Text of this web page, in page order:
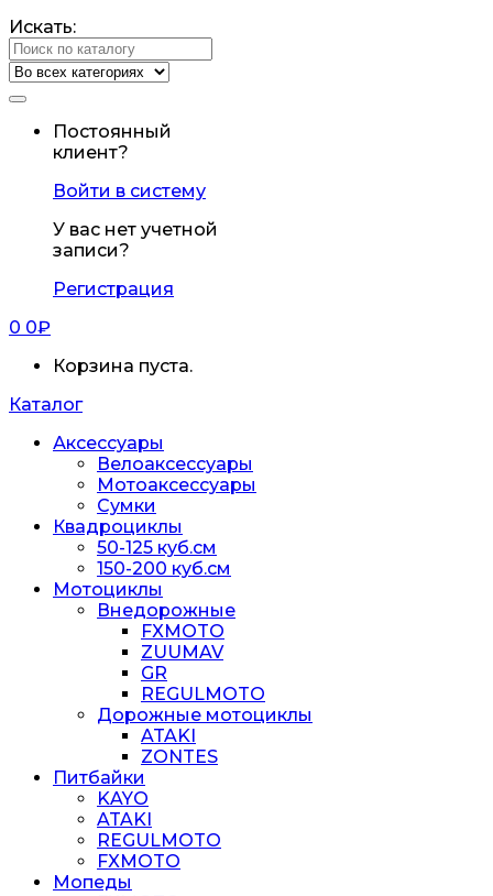
Искать:
Постоянный
клиент?
Войти в систему
У вас нет учетной
записи?
Регистрация
0 0₽
Корзина пуста.
Каталог
Аксессуары
Велоаксессуары
Мотоаксессуары
Сумки
Квадроциклы
50-125 куб.см
150-200 куб.см
Мотоциклы
Внедорожные
FXMOTO
ZUUMAV
GR
REGULMOTO
Дорожные мотоциклы
ATAKI
ZONTES
Питбайки
KAYO
ATAKI
REGULMOTO
FXMOTO
Мопеды